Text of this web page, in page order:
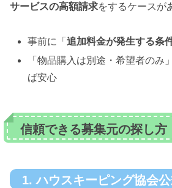
サービスの高額請求をするケースが
事前に「追加料金が発生する条
「物品購入は別途・希望者のみ
ば安心
信頼できる募集元の探し方
1. ハウスキーピング協会